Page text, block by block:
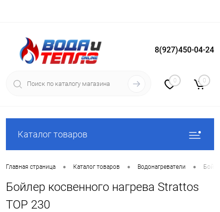
Вход Регистрация
8(927)450-04-24
0 0
Каталог товаров
Главная страница • Каталог товаров • Водонагреватели •
Бойлер косвенного нагрева Strattos
TOP 230